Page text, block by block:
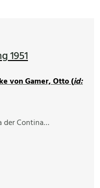
1951
von Gamer, Otto (id:
der Contina…